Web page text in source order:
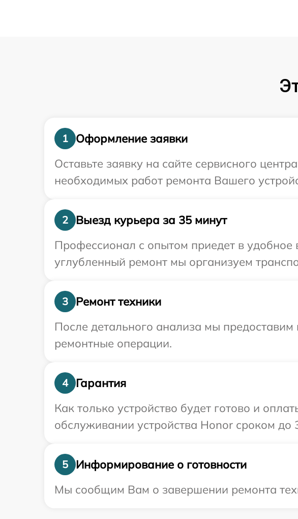
1
Оформление заявки
Оставьте заявку на сайте сервисного
необходимых работ ремонта Вашего
2
Выезд курьера за 35 минут
Профессионал с опытом приедет в удобное
углубленный ремонт мы организуем
3
Ремонт техники
После детального анализа мы
ремонтные операции.
4
Гарантия
Как только устройство будет готово и
обслуживании устройства Honor сроком до
5
Информирование о готовности
Мы сообщим Вам о завершении ремонта